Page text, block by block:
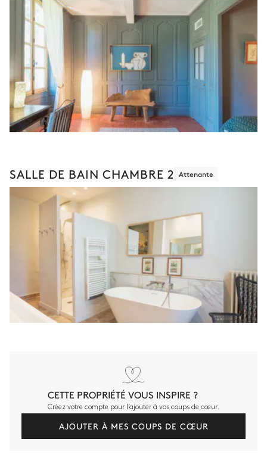
SALLE DE BAIN CHAMBRE 2 Attenante
CETTE PROPRIÉTÉ VOUS INSPIRE ?
Créez votre compte pour l’ajouter à vos coups de cœur.
AJOUTER À MES COUPS DE CŒUR